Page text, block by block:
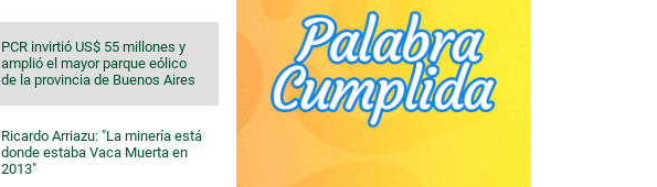
PCR invirtió US$ 55 millones y
amplió el mayor parque eólico
de la provincia de Buenos Aires
Ricardo Arriazu: "La minería está
donde estaba Vaca Muerta en
2013"